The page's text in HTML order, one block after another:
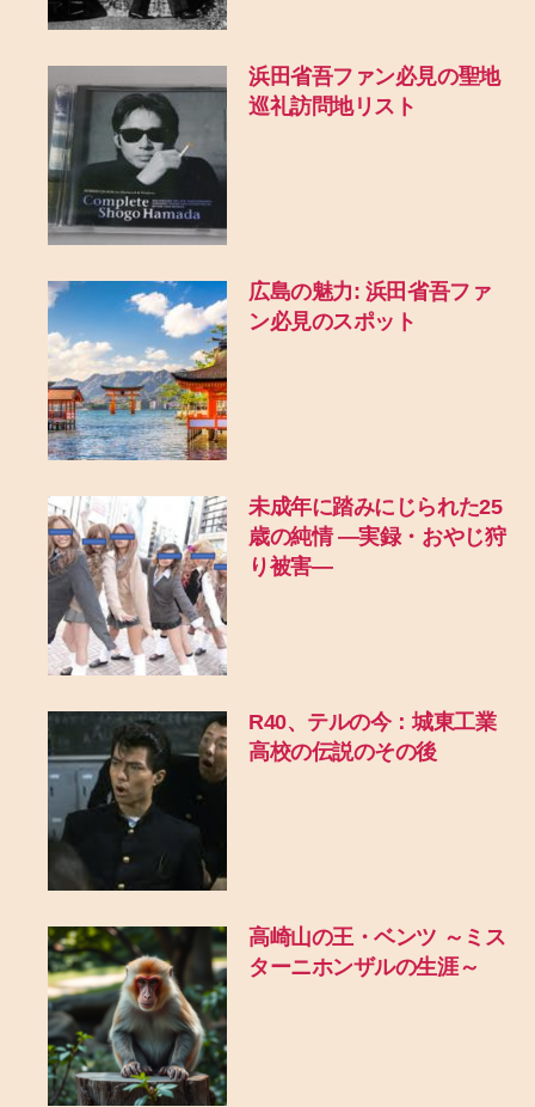
浜田省吾ファン必見の聖地
巡礼訪問地リスト
広島の魅力: 浜田省吾ファ
ン必見のスポット
未成年に踏みにじられた25
歳の純情 ―実録・おやじ狩
り被害―
R40、テルの今：城東工業
高校の伝説のその後
高崎山の王・ベンツ ～ミス
ターニホンザルの生涯～